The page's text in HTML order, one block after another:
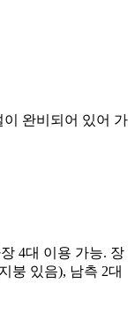
완비되어 있어 가
4대 이용 가능. 장
붕 있음), 남측 2대